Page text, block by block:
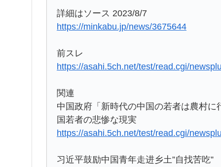
詳細はソース 2023/8/7
https://minkabu.jp/news/3675644
前スレ
https://asahi.5ch.net/test/read.cgi/
関連
中国政府「新時代の中国の若者は農村
国若者の悲惨な現実
https://asahi.5ch.net/test/read.cgi/
习近平鼓励中国青年走进乡土”自找苦吃”